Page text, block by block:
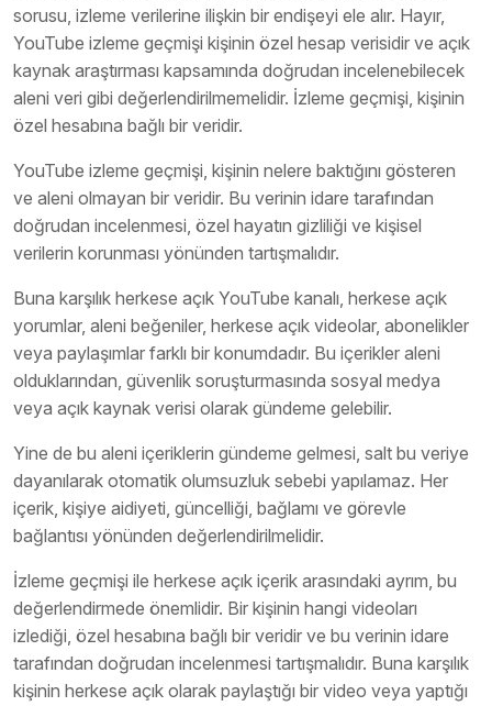
sorusu, izleme verilerine ilişkin bir endişeyi ele alır. Hayır,
YouTube izleme geçmişi kişinin özel hesap verisidir ve açık
kaynak araştırması kapsamında doğrudan incelenebilecek
aleni veri gibi değerlendirilmemelidir. İzleme geçmişi, kişinin
özel hesabına bağlı bir veridir.
YouTube izleme geçmişi, kişinin nelere baktığını gösteren
ve aleni olmayan bir veridir. Bu verinin idare tarafından
doğrudan incelenmesi, özel hayatın gizliliği ve kişisel
verilerin korunması yönünden tartışmalıdır.
Buna karşılık herkese açık YouTube kanalı, herkese açık
yorumlar, aleni beğeniler, herkese açık videolar, abonelikler
veya paylaşımlar farklı bir konumdadır. Bu içerikler aleni
olduklarından, güvenlik soruşturmasında sosyal medya
veya açık kaynak verisi olarak gündeme gelebilir.
Yine de bu aleni içeriklerin gündeme gelmesi, salt bu veriye
dayanılarak otomatik olumsuzluk sebebi yapılamaz. Her
içerik, kişiye aidiyeti, güncelliği, bağlamı ve görevle
bağlantısı yönünden değerlendirilmelidir.
İzleme geçmişi ile herkese açık içerik arasındaki ayrım, bu
değerlendirmede önemlidir. Bir kişinin hangi videoları
izlediği, özel hesabına bağlı bir veridir ve bu verinin idare
tarafından doğrudan incelenmesi tartışmalıdır. Buna karşılık
kişinin herkese açık olarak paylaştığı bir video veya yaptığı